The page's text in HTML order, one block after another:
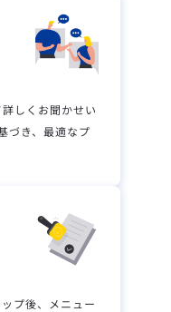
しくお聞かせい
づき、最適なプ
プ後、メニュー